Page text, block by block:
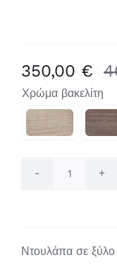
350,00 €
Χρώμα βακελίτη
Ντουλάπα σε ξύλο